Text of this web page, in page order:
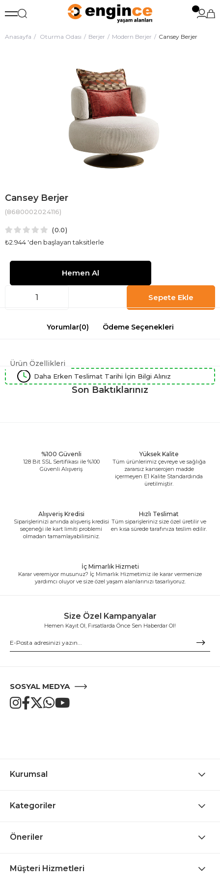
Anasayfa Oturma Odası Berjer Modern Berjer Cansey Berjer
Cansey Berjer
(8680002024116)
0.0
₺2.944 'den başlayan taksitlerle
Yorumlar(0) Ödeme Seçenekleri
Ürün Özellikleri
Daha Erken Teslimat Tarihi İçin Bilgi Alınız
Son Baktıklarınız
%100 Güvenli
128 Bit SSL Sertifikası ile %100
Güvenli Alışveriş
Yüksek Kalite
Tüm ürünlerimiz çevreye ve sağlığa
zararsız kanserojen madde
içermeyen E1 Kalite Standardında
üretilmiştir.
Alışveriş Kredisi
Siparişlerinizi anında alışveriş kredisi
seçeneği ile kart limiti problemi
olmadan tamamlayabilirsiniz.
Hızlı Teslimat
Tüm siparişleriniz size özel üretilir ve
en kısa sürede tarafınıza teslim edilir.
İç Mimarlık Hizmeti
Karar veremiyor musunuz? İç Mimarlık Hizmetimiz ile karar vermenize
yardımcı oluyor ve size özel yaşam alanlarınızı tasarlıyoruz.
Size Özel Kampanyalar
Hemen Kayıt Ol, Fırsatlarda Önce Sen Haberdar Ol!
SOSYAL MEDYA
Kurumsal
Kategoriler
Öneriler
Müşteri Hizmetleri